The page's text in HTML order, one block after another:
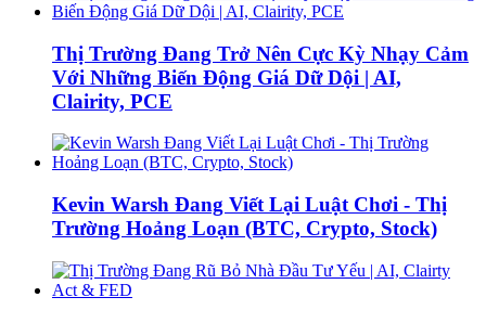
Thị Trường Đang Trở Nên Cực Kỳ Nhạy Cảm
Với Những Biến Động Giá Dữ Dội | AI,
Clairity, PCE
Kevin Warsh Đang Viết Lại Luật Chơi - Thị
Trường Hoảng Loạn (BTC, Crypto, Stock)